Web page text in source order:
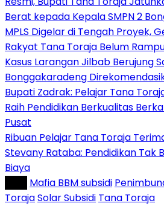
Berat kepada Kepala SMPN 2
MPLS Digelar di Tengah Proyek,
Rakyat Tana Toraja Belum
Kasus Larangan Jilbab Berujung
Bonggakaradeng
Bupati Zadrak: Pelajar Tana
Raih Pendidikan Berkualitas
Pusat
Ribuan Pelajar Tana Toraja
Stevany Rataba: Pendidikan Tak
Biaya
Mafia BBM subsidi
TorajaSolar Subsidi Tana Toraja